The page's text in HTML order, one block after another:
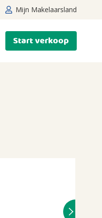
Mijn Makelaarsland
Start verkoop